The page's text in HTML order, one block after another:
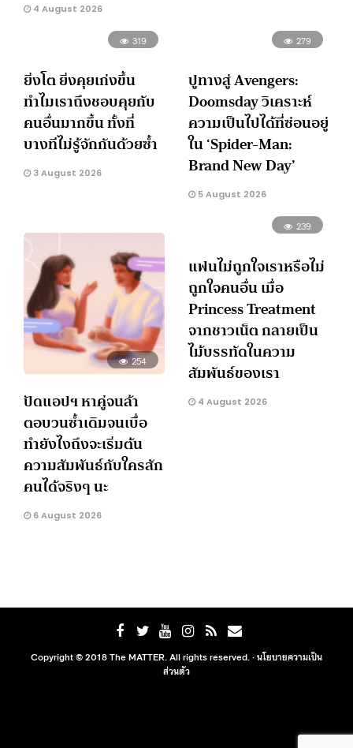
4 August 2026
319
ยิ่งโต ยิ่งคุยเก่งขึ้น
ทำไมเราถึงชอบคุยกับ
คนอื่นมากขึ้น ทั้งที่
บางทีไม่รู้จักกันด้วยซ้ำ
3 August 2026
279
ปูทางสู่ Avengers:
Doomsday วิเคราะห์
ความเป็นไปได้ที่ซ่อนอยู่
ใน ‘Spider-Man:
Brand New Day’
5 August 2026
254
ปัดแอปฯ หาคู่จนล้า
ตอบวนซ้ำเดิมจนเบื่อ
ทำยังไงถึงจะเริ่มต้น
ความสัมพันธ์กับใครสัก
คนได้จริงๆ นะ
6 August 2026
239
แฟนไม่ถูกใจเราหรือไม่
ถูกใจคนอื่น เมื่อ
Princess Treatment
จากชาวเน็ต กลายเป็น
ไม้บรรทัดในความ
สัมพันธ์ของเรา
4 August 2026
Copyright © 2018 The MATTER. All rights reserved. ·นโยบายความเป็น
ส่วนตัว